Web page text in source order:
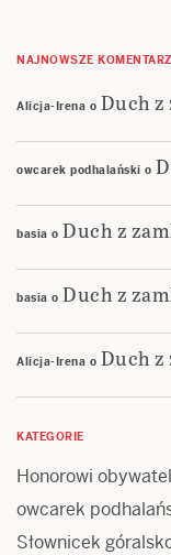
NAJNOWSZE
Alicja-Irena o Duch z
owcarek podhalański o
basia o Duch z
basia o Duch z
Alicja-Irena o Duch z
KATEGORIE
Honorowi
owcarek
Słownicek